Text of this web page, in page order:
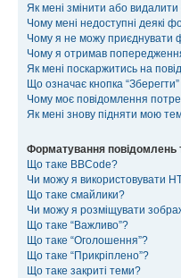
Як мені змінити або
Чому мені недоступні деякі
Чому я не можу приєднувати
Чому я отримав
Як мені поскаржитись на
Що означає кнопка
Чому моє повідомлення
Як мені знову підняти мою
Форматування повідомлень
Що таке BBCode?
Чи можу я використовувати
Що таке смайлики?
Чи можу я розміщувати
Що таке “Важливо”?
Що таке “Оголошення”?
Що таке “Прикріплено”?
Що таке закриті теми?